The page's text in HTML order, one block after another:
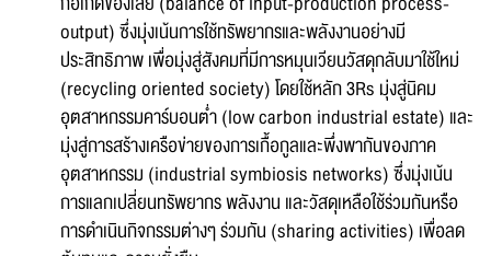
output) ซึ่งมุ่งเน้นการใช้ทรัพยากรและพลังงานอย่างมี
ประสิทธิภาพ เพื่อมุ่งสู่สังคมที่มีการหมุนเวียนวัสดุกลับมาใช้ใหม่
(recycling oriented society) โดยใช้หลัก 3Rs มุ่งสู่นิคม
อุตสาหกรรมคาร์บอนต่ำ (low carbon industrial estate) และ
มุ่งสู่การสร้างเครือข่ายของการเกื้อกูลและพึ่งพากันของภาค
อุตสาหกรรม (industrial symbiosis networks) ซึ่งมุ่งเน้น
การแลกเปลี่ยนทรัพยากร พลังงาน และวัสดุเหลือใช้ร่วมกันหรือ
การดำเนินกิจกรรมต่างๆ ร่วมกัน (sharing activities) เพื่อลด
นามสกุล :